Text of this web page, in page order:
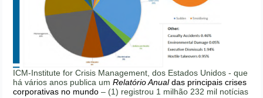
ICM-Institute for Crisis Management, dos Estados Unidos - que
há vários anos publica umRelatório Anualdas principais crises
corporativas no mundo – (1) registrou 1 milhão 232 mil notícias